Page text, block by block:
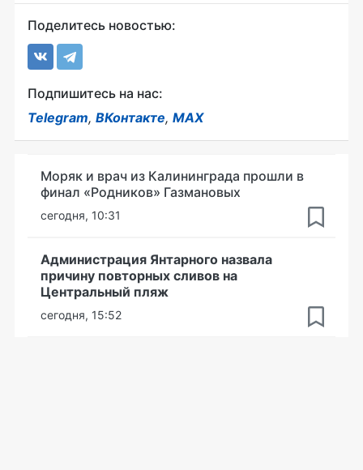
Поделитесь новостью:
Подпишитесь на нас:
Telegram, ВКонтакте, MAX
Моряк и врач из Калининграда прошли в
финал «Родников» Газмановых
сегодня, 10:31
Администрация Янтарного назвала
причину повторных сливов на
Центральный пляж
сегодня, 15:52